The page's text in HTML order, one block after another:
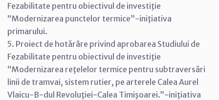
Fezabilitate pentru obiectivul de investiţie
“Modernizarea punctelor termice”-iniţiativa
primarului.
5. Proiect de hotărâre privind aprobarea Studiului de
Fezabilitate pentru obiectivul de investiţie
“Modernizarea reţelelor termice pentru subtraversări
linii de tramvai, sistem rutier, pe arterele Calea Aurel
Vlaicu-B-dul Revoluţiei-Calea Timişoarei.”-iniţiativa